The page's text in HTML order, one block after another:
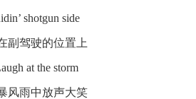
shotgun side
副驾驶的位置上
at the storm
风雨中放声大笑